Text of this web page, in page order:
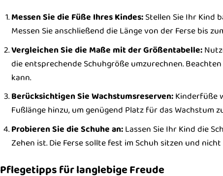
Messen Sie die Füße Ihres Kindes:Stellen Sie Ihr Kind
Messen Sie anschließend die Länge von der Ferse bis
Vergleichen Sie die Maße mit der Größentabelle:
die entsprechende Schuhgröße umzurechnen.
kann.
Berücksichtigen Sie Wachstumsreserven:Kinderfüße
Fußlänge hinzu, um genügend Platz für das Wachstum
Probieren Sie die Schuhe an:Lassen Sie Ihr Kind die
Zehen ist. Die Ferse sollte fest im Schuh sitzen und
Pflegetipps für langlebige Freude